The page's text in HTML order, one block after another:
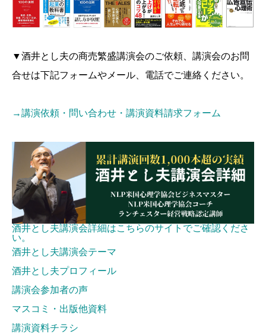
▼酒井とし夫の商売繁盛講演会のご依頼、講演会のお問
合せは下記フォームやメール、電話でご連絡ください。
→講演依頼・問い合わせ・講演資料請求フォーム
酒井とし夫講演会詳細はこちらのサイトでご確認くださ
い。
酒井とし夫講演会テーマ
酒井とし夫プロフィール
講演会参加者の声
マスコミ・出版他資料
講演資料チラシ